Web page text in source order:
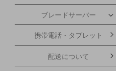
ブレードサーバー
携帯電話・タブレット
配送について